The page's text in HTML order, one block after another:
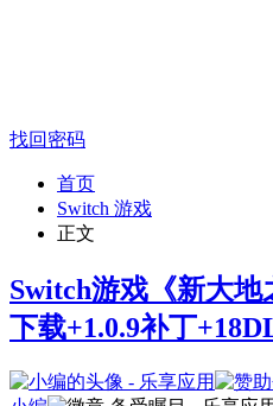
找回密码
首页
Switch 游戏
正文
Switch游戏《新大
下载+1.0.9补丁